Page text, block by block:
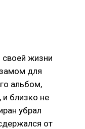
жизни
для
альбом,
близко не
убрал
от